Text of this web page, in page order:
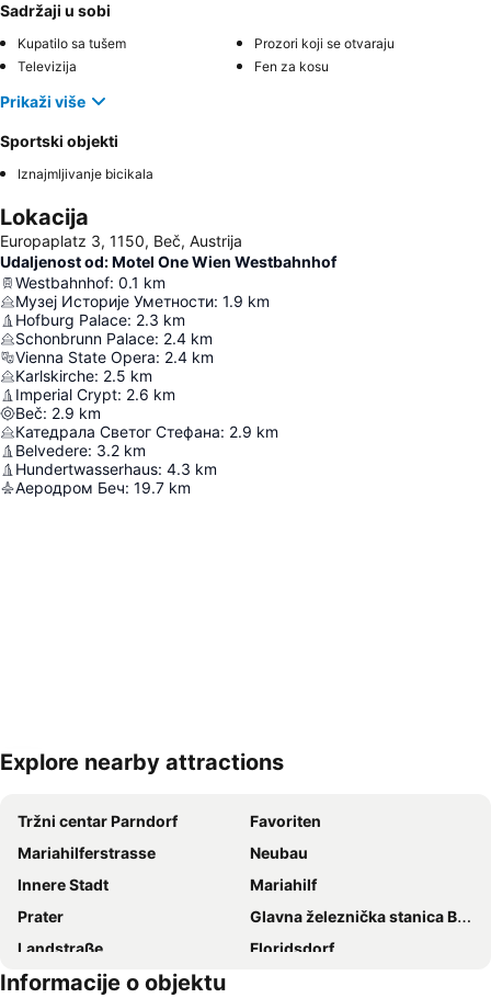
Sadržaji u sobi
Kupatilo sa tušem
Prozori koji se otvaraju
Televizija
Fen za kosu
Prikaži više
Sportski objekti
Iznajmljivanje bicikala
Lokacija
Europaplatz 3, 1150, Beč, Austrija
Udaljenost od: Motel One Wien Westbahnhof
Westbahnhof: 0.1 km
Музеј Историје Уметности: 1.9 km
Hofburg Palace: 2.3 km
Schonbrunn Palace: 2.4 km
Vienna State Opera: 2.4 km
Karlskirche: 2.5 km
Imperial Crypt: 2.6 km
Beč: 2.9 km
Катедрала Светог Стефана: 2.9 km
Belvedere: 3.2 km
Hundertwasserhaus: 4.3 km
Аеродром Беч: 19.7 km
Explore nearby attractions
Tržni centar Parndorf
Favoriten
Mariahilferstrasse
Neubau
Innere Stadt
Mariahilf
Prater
Glavna železnička stanica Beč
Landstraße
Floridsdorf
Vienna Airport
Informacije o objektu